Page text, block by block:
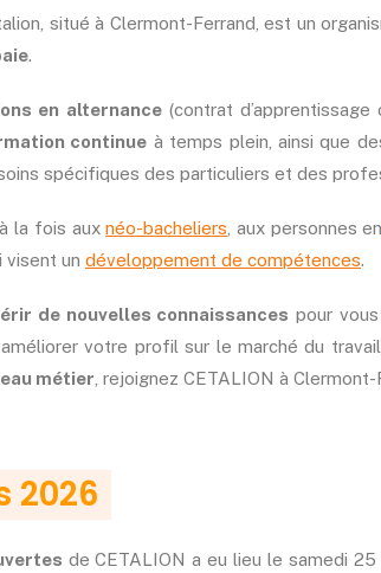
situé à Clermont-Ferrand, est un
.
en alternance(contrat d’apprentissage
continue à temps plein, ainsi que
spécifiques des particuliers et des
la fois auxnéo-bacheliers , aux personnes
visent un développement de compétences.
de nouvelles connaissances pour
votre profil sur le marché du
métier , rejoignez CETALION à Clermont-
2026
de CETALION a eu lieu lesamedi 25